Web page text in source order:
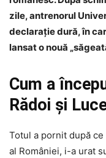
zile, antrenorul
declarație dură, în
lansat o nouă
Cum a
Rădoi și
Totul a pornit după
al României, i-a urat